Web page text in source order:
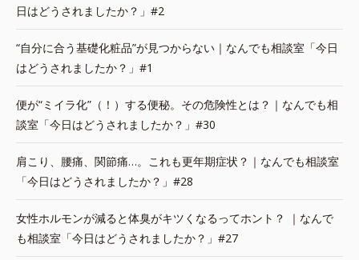
日はどうされましたか？」#2
“自分に合う基礎化粧品”が見つからない｜なんでも相談室「今日
はどうされましたか？」#1
便が“ミイラ化”（！）する便秘。その危険性とは？｜なんでも相
談室「今日はどうされましたか？」#30
肩こり、腰痛、関節痛…。これも更年期症状？｜なんでも相談室
「今日はどうされましたか？」#28
女性ホルモンが減ると体臭がキツくなるってホント？ ｜なんで
も相談室「今日はどうされましたか？」#27